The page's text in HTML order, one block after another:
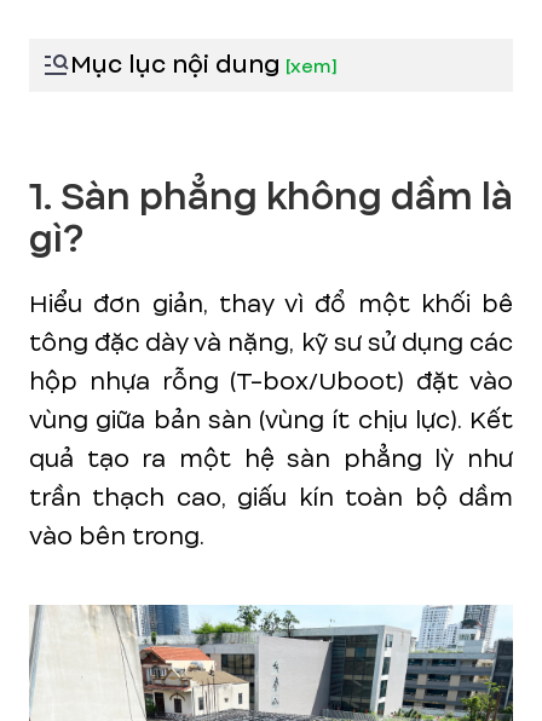
Mục lục nội dung [xem]
1. Sàn phẳng không dầm là
gì?
Hiểu đơn giản, thay vì đổ một khối bê
tông đặc dày và nặng, kỹ sư sử dụng các
hộp nhựa rỗng (T-box/Uboot) đặt vào
vùng giữa bản sàn (vùng ít chịu lực). Kết
quả tạo ra một hệ sàn phẳng lỳ như
trần thạch cao, giấu kín toàn bộ dầm
vào bên trong.